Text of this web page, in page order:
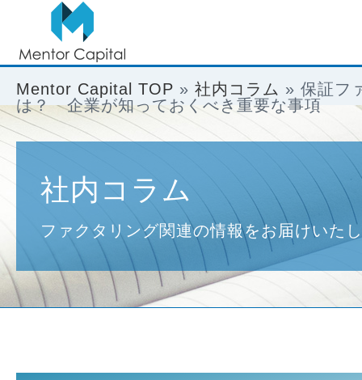
Mentor Capital TOP » 社内コラム » 保証フ
は？ 企業が知っておくべき重要な事項
社内コラム
ファクタリング関連の情報をお届けいた